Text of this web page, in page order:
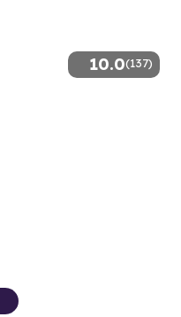
10.0(137)